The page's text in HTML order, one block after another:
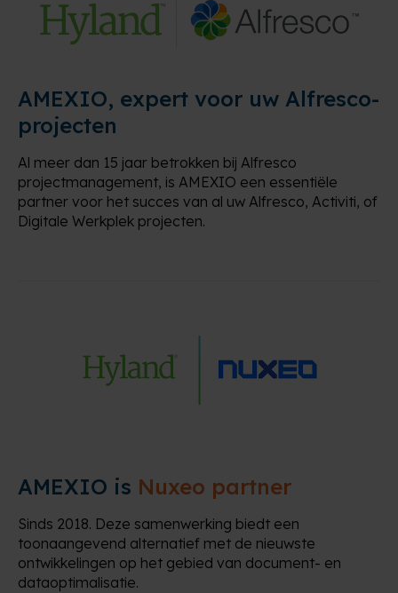
AMEXIO, expert voor uw Alfresco-
projecten
Al meer dan 15 jaar betrokken bij Alfresco
projectmanagement, is AMEXIO een essentiële
partner voor het succes van al uw Alfresco, Activiti, of
Digitale Werkplek projecten.
AMEXIO is Nuxeo partner
Sinds 2018. Deze samenwerking biedt een
toonaangevend alternatief met de nieuwste
ontwikkelingen op het gebied van document- en
dataoptimalisatie.